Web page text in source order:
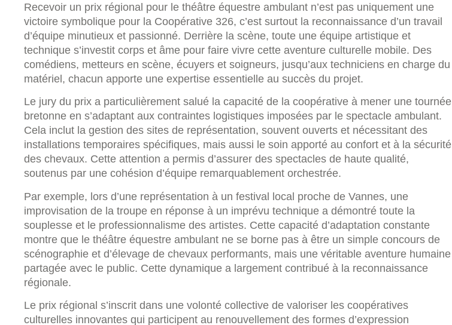
Recevoir un prix régional pour le théâtre équestre ambulant n’est pas uniquement une
victoire symbolique pour la Coopérative 326, c’est surtout la reconnaissance d’un travail
d’équipe minutieux et passionné. Derrière la scène, toute une équipe artistique et
technique s’investit corps et âme pour faire vivre cette aventure culturelle mobile. Des
comédiens, metteurs en scène, écuyers et soigneurs, jusqu’aux techniciens en charge du
matériel, chacun apporte une expertise essentielle au succès du projet.
Le jury du prix a particulièrement salué la capacité de la coopérative à mener une tournée
bretonne en s’adaptant aux contraintes logistiques imposées par le spectacle ambulant.
Cela inclut la gestion des sites de représentation, souvent ouverts et nécessitant des
installations temporaires spécifiques, mais aussi le soin apporté au confort et à la sécurité
des chevaux. Cette attention a permis d’assurer des spectacles de haute qualité,
soutenus par une cohésion d’équipe remarquablement orchestrée.
Par exemple, lors d’une représentation à un festival local proche de Vannes, une
improvisation de la troupe en réponse à un imprévu technique a démontré toute la
souplesse et le professionnalisme des artistes. Cette capacité d’adaptation constante
montre que le théâtre équestre ambulant ne se borne pas à être un simple concours de
scénographie et d’élevage de chevaux performants, mais une véritable aventure humaine
partagée avec le public. Cette dynamique a largement contribué à la reconnaissance
régionale.
Le prix régional s’inscrit dans une volonté collective de valoriser les coopératives
culturelles innovantes qui participent au renouvellement des formes d’expression